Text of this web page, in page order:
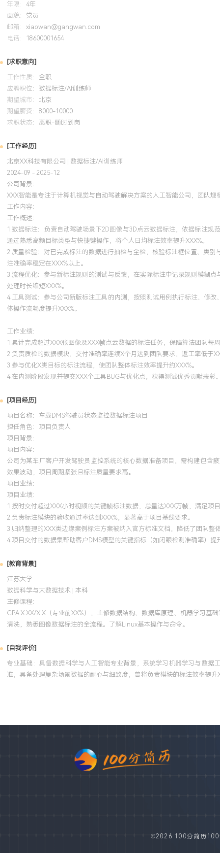
年限： 4年
面貌： 党员
邮箱： xiaowan@gangwan.com
电话：
18600001654
[求职意向]
工作性质： 全职
应聘职位： 数据标注/AI训练师
期望城市： 北京
期望薪资： 8000-10000
求职状态： 离职-随时到岗
[工作经历]
北京XX科技有限公司 | 数据标注/AI训练师
2024-09 - 2025-12
公司背景：
XXX智能是专注于计算机视觉与自动驾驶解决方案的人工智能公司，团队
工作内容：
工作概述：
1.数据标注：负责自动驾驶场景下2D图像与3D点云数据标注，依据标注
通过熟悉高频目标类型与快捷键操作，将个人日均标注效率提升XXX%。
2.质量检验：对已完成标注的数据进行抽检与全检，核验标注框位置、类
注准确率稳定在XXX%以上。
3.流程优化：参与新标注规则的测试与反馈，在实际标注中记录规则模糊
处理时长缩短XXX%。
4.工具测试：参与公司新版标注工具的内测，按照测试用例执行标注、修
体操作流畅度提升XXX%。
工作业绩：
1.累计完成超过XXX张图像及XXX帧点云数据的标注任务，保障算法团队每
2.负责质检的数据模块，交付准确率连续X个月达到团队要求，返工率低于
3.参与优化X类目标的标注流程，使团队整体标注效率提升约XXX%。
4.在内测阶段发现并提交XXX个工具BUG与优化点，获得测试优秀贡献表彰
[项目经历]
项目名称：车载DMS驾驶员状态监控数据标注项目
担任角色： 项目负责人
项目背景：
项目内容：
公司为某车厂客户开发驾驶员监控系统的核心数据准备项目，需构建包含
效果波动，项目周期紧张且标注质量要求高。
项目业绩：
项目业绩：
1.按时交付超过XXX小时视频的关键帧标注数据，总量达XXX万帧，满足项
2.负责标注模块的验收通过率达到XXX%，显著高于项目基线要求。
3.归纳整理的XXX类边缘案例标注方案被纳入官方标准文档，降低了团队整
4.项目交付的数据集帮助客户DMS模型的关键指标（如闭眼检测准确率）提
[教育背景]
江苏大学
数据科学与大数据技术 | 本科
主修课程：
GPA X.XX/X.X（专业前XX%），主修数据结构、数据库原理、机器学习
清洗，熟悉图像数据标注的全流程。了解Linux基本操作与命令。
[自我评价]
专业基础：具备数据科学与人工智能专业背景，系统学习机器学习与数据
准，具备处理复杂场景数据的耐心与细致度，曾将负责模块的标注效率提
©2026 100分简历